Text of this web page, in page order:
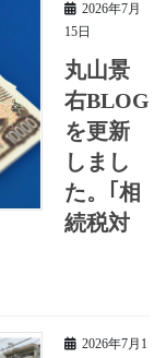
2026年7月
15日
丸山景
右BLOG
を更新
しまし
た。｢相
続税対
2026年7月1